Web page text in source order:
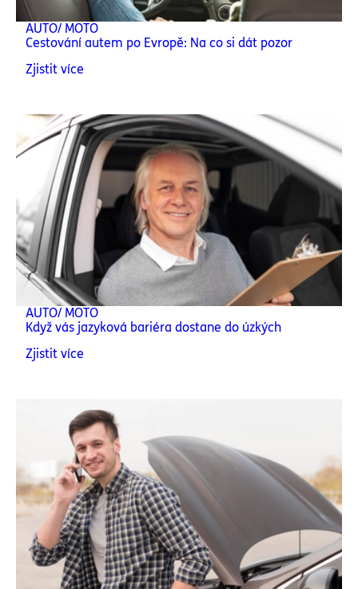
AUTO/ MOTO
Cestování autem po Evropě: Na co si dát pozor
Zjistit více
AUTO/ MOTO
Když vás jazyková bariéra dostane do úzkých
Zjistit více